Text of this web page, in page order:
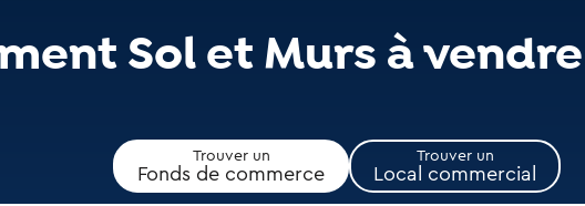
Sol et Murs à
Trouver un
Fonds de commerce
Trouver un
Local commercial